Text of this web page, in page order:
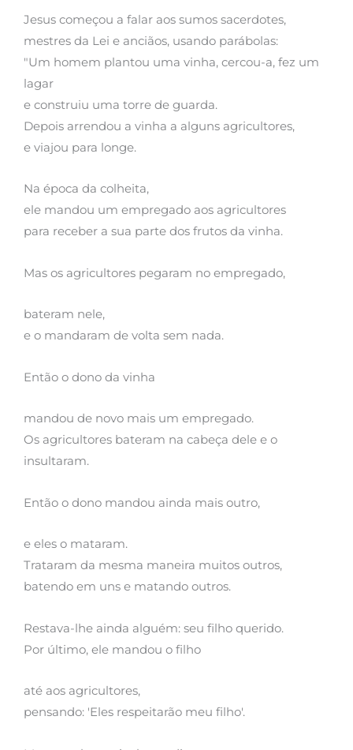
Jesus começou a falar aos sumos sacerdotes,
mestres da Lei e anciãos, usando parábolas:
"Um homem plantou uma vinha, cercou-a, fez um
lagar
e construiu uma torre de guarda.
Depois arrendou a vinha a alguns agricultores,
e viajou para longe.
Na época da colheita,
ele mandou um empregado aos agricultores
para receber a sua parte dos frutos da vinha.
Mas os agricultores pegaram no empregado,
bateram nele,
e o mandaram de volta sem nada.
Então o dono da vinha
mandou de novo mais um empregado.
Os agricultores bateram na cabeça dele e o
insultaram.
Então o dono mandou ainda mais outro,
e eles o mataram.
Trataram da mesma maneira muitos outros,
batendo em uns e matando outros.
Restava-lhe ainda alguém: seu filho querido.
Por último, ele mandou o filho
até aos agricultores,
pensando: 'Eles respeitarão meu filho'.